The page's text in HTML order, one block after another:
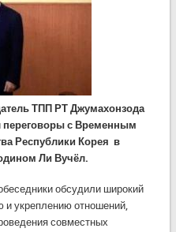
ТПП РТ Джумахонзода
переговоры с Временным
Республики Корея в
Ли Вучёл.
обсудили широкий
и укреплению отношений,
совместных